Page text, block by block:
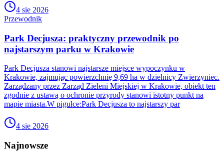
4 sie 2026
Przewodnik
Park Decjusza: praktyczny przewodnik po
najstarszym parku w Krakowie
Park Decjusza stanowi najstarsze miejsce wypoczynku w
Krakowie, zajmując powierzchnię 9,69 ha w dzielnicy Zwierzyniec.
Zarządzany przez Zarząd Zieleni Miejskiej w Krakowie, obiekt ten
zgodnie z ustawą o ochronie przyrody stanowi istotny punkt na
mapie miasta.W pigułce:Park Decjusza to najstarszy par
4 sie 2026
Najnowsze